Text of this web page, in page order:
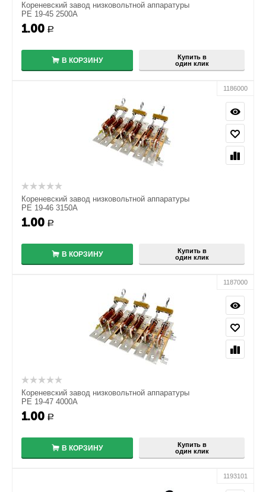
Кореневский завод низковольтной аппаратуры
РЕ 19-45 2500А
1.00 Р
В КОРЗИНУ
Купить в
один клик
1186000
Кореневский завод низковольтной аппаратуры
РЕ 19-46 3150А
1.00 Р
В КОРЗИНУ
Купить в
один клик
1187000
Кореневский завод низковольтной аппаратуры
РЕ 19-47 4000А
1.00 Р
В КОРЗИНУ
Купить в
один клик
1193101